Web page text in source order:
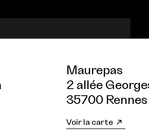
Maurepas
2 allée
35700 Rennes
Voir la carte